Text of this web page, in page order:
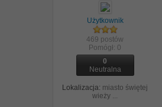
Użytkownik
469 postów
Pomógł: 0
0
Neutralna
Lokalizacja: miasto świętej
wieży ...